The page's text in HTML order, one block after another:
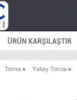
ÜRÜN KARŞILAŞTIR
Torna» Yatay Torna»